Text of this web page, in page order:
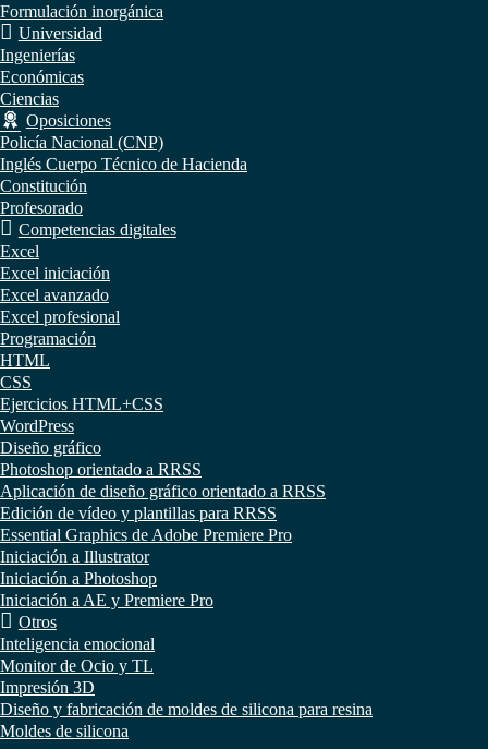
Formulación inorgánica
Universidad
Ingenierías
Económicas
Ciencias
Oposiciones
Policía Nacional (CNP)
Inglés Cuerpo Técnico de Hacienda
Constitución
Profesorado
Competencias digitales
Excel
Excel iniciación
Excel avanzado
Excel profesional
Programación
HTML
CSS
Ejercicios HTML+CSS
WordPress
Diseño gráfico
Photoshop orientado a RRSS
Aplicación de diseño gráfico orientado a RRSS
Edición de vídeo y plantillas para RRSS
Essential Graphics de Adobe Premiere Pro
Iniciación a Illustrator
Iniciación a Photoshop
Iniciación a AE y Premiere Pro
Otros
Inteligencia emocional
Monitor de Ocio y TL
Impresión 3D
Diseño y fabricación de moldes de silicona para resina
Moldes de silicona